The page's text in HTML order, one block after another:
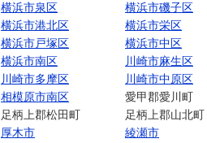
横浜市泉区
横浜市磯子区
横浜市港北区
横浜市栄区
横浜市戸塚区
横浜市中区
横浜市南区
川崎市麻生区
川崎市多摩区
川崎市中原区
相模原市南区
愛甲郡愛川町
足柄上郡松田町
足柄上郡山北町
厚木市
綾瀬市